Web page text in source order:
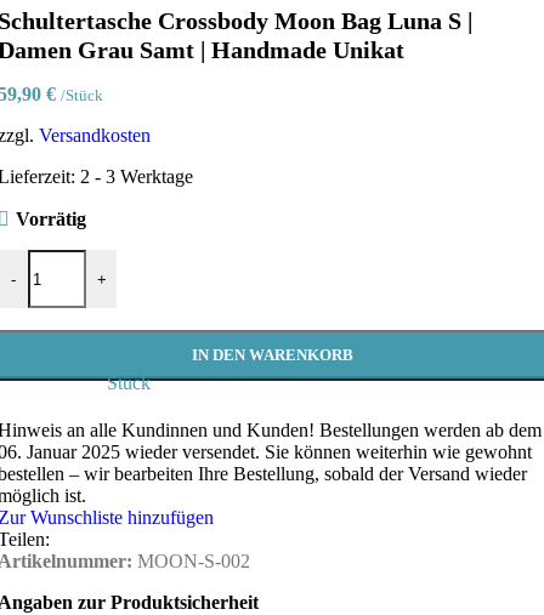
Crossbody Moon Bag Luna S |
Grau Samt | Handmade Unikat
€ /Stück
Versandkosten
2 - 3 Werktage
Vorrätig
-
Crossbody Moon Bag Luna S | Damen Grau Samt |
+
Stück
IN DEN WARENKORB
an alle Kundinnen und Kunden! Bestellungen werden ab dem
Januar 2025 wieder versendet. Sie können weiterhin wie gewohnt
– wir bearbeiten Ihre Bestellung, sobald der Versand wieder
ist.
Wunschliste hinzufügen
MOON-S-002
zur Produktsicherheit